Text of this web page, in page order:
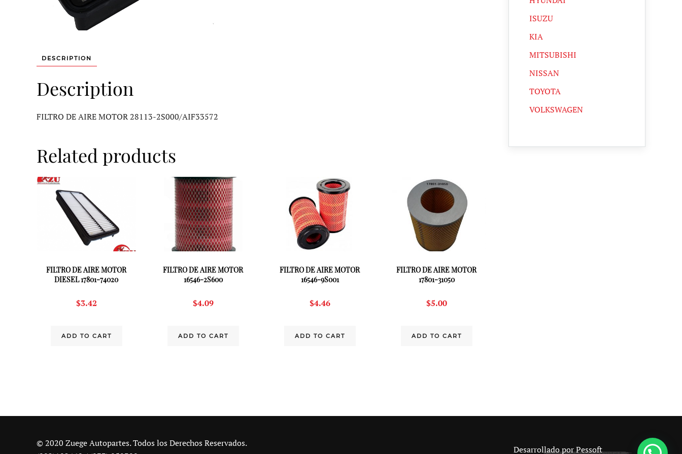
DESCRIPTION
Description
FILTRO DE AIRE MOTOR 28113-2S000/AIF33572
Related products
FILTRO DE AIRE MOTOR
DIESEL 17801-74020
$3.42
ADD TO CART
FILTRO DE AIRE MOTOR
16546-2S600
$4.09
ADD TO CART
FILTRO DE AIRE MOTOR
16546-9S001
$4.46
ADD TO CART
FILTRO DE AIRE MOTOR
17801-31050
$5.00
ADD TO CART
ISUZU
KIA
MITSUBISHI
NISSAN
TOYOTA
VOLKSWAGEN
© 2020 Zuege Autopartes. Todos los Derechos Reservados.
Desarrollado porPessoft